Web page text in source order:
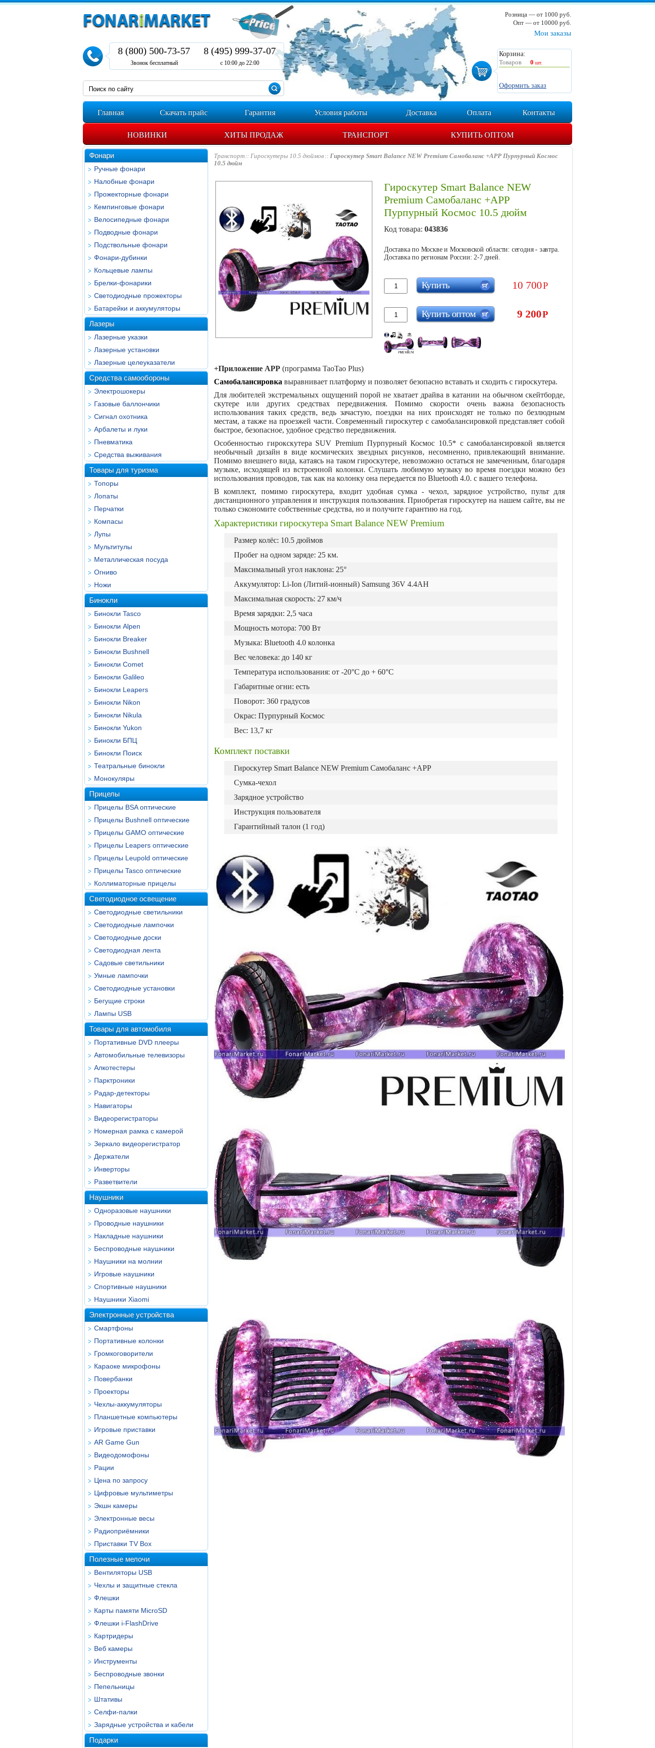
Мои заказы
Корзина:
Товаров
0 шт.
Оформить заказ
8 (800) 500-73-57
Звонок бесплатный
8 (495) 999-37-07
с 10:00 до 22:00
Розница — от 1000 руб.
Опт — от 10000 руб.
Главная Скачать прайс Гарантия Условия работы Доставка Оплата Контакты
НОВИНКИ ХИТЫ ПРОДАЖ ТРАНСПОРТ КУПИТЬ ОПТОМ
Фонари
Ручные фонари
Налобные фонари
Прожекторные фонари
Кемпинговые фонари
Велосипедные фонари
Подводные фонари
Подствольные фонари
Фонари-дубинки
Кольцевые лампы
Брелки-фонарики
Светодиодные прожекторы
Батарейки и аккумуляторы
Лазеры
Лазерные указки
Лазерные установки
Лазерные целеуказатели
Средства самообороны
Электрошокеры
Газовые баллончики
Сигнал охотника
Арбалеты и луки
Пневматика
Средства выживания
Товары для туризма
Топоры
Лопаты
Перчатки
Компасы
Лупы
Мультитулы
Металлическая посуда
Огниво
Ножи
Бинокли
Бинокли Tasco
Бинокли Alpen
Бинокли Breaker
Бинокли Bushnell
Бинокли Comet
Бинокли Galileo
Бинокли Leapers
Бинокли Nikon
Бинокли Nikula
Бинокли Yukon
Бинокли БПЦ
Бинокли Поиск
Театральные бинокли
Монокуляры
Прицелы
Прицелы BSA оптические
Прицелы Bushnell оптические
Прицелы GAMO оптические
Прицелы Leapers оптические
Прицелы Leupold оптические
Прицелы Tasco оптические
Коллиматорные прицелы
Светодиодное освещение
Светодиодные светильники
Светодиодные лампочки
Светодиодные доски
Светодиодная лента
Садовые светильники
Умные лампочки
Светодиодные установки
Бегущие строки
Лампы USB
Товары для автомобиля
Портативные DVD плееры
Автомобильные телевизоры
Алкотестеры
Парктроники
Радар-детекторы
Навигаторы
Видеорегистраторы
Номерная рамка с камерой
Зеркало видеорегистратор
Держатели
Инверторы
Разветвители
Наушники
Одноразовые наушники
Проводные наушники
Накладные наушники
Беспроводные наушники
Наушники на молнии
Игровые наушники
Спортивные наушники
Наушники Xiaomi
Электронные устройства
Смартфоны
Портативные колонки
Громкоговорители
Караоке микрофоны
Повербанки
Проекторы
Чехлы-аккумуляторы
Планшетные компьютеры
Игровые приставки
AR Game Gun
Видеодомофоны
Рации
Цена по запросу
Цифровые мультиметры
Экшн камеры
Электронные весы
Радиоприёмники
Приставки TV Box
Полезные мелочи
Вентиляторы USB
Чехлы и защитные стекла
Флешки
Карты памяти MicroSD
Флешки i-FlashDrive
Картридеры
Веб камеры
Инструменты
Беспроводные звонки
Пепельницы
Штативы
Селфи-палки
Зарядные устройства и кабели
Подарки
Транспорт Гироскутеры 10.5 дюймов
Гироскутер Smart Balance NEW Premium Самобаланс +APP Пурпурный Космос
10.5 дюйм
Гироскутер Smart Balance NEW
Premium Самобаланс +APP
Пурпурный Космос 10.5 дюйм
Код товара: 043836
Доставка по Москве и Московской области: сегодня - завтра.
Доставка по регионам России: 2-7 дней.
10 700Р
Купить
9 200Р
Купить оптом
+Приложение АРР (программа TaoTao Plus)
Самобалансировка выравнивает платформу и позволяет безопасно вставать и сходить с гироскутера.
Для любителей экстремальных ощущений порой не хватает драйва в катании на обычном скейтборде,
скутере или других средствах передвижения. Помимо скорости очень важна безопасность
использования таких средств, ведь зачастую, поездки на них происходят не только по безлюдным
местам, а также на проезжей части. Современный гироскутер с самобалансировкой представляет собой
быстрое, безопасное, удобное средство передвижения.
Особенностью гирокскутера SUV Premium Пурпурный Космос 10.5* с самобалансировкой является
необычный дизайн в виде космических звездных рисунков, несомненно, привлекающий внимание.
Помимо внешнего вида, катаясь на таком гироскутере, невозможно остаться не замеченным, благодаря
музыке, исходящей из встроенной колонки. Слушать любимую музыку во время поездки можно без
использования проводов, так как на колонку она передается по Bluetooth 4.0. с вашего телефона.
В комплект, помимо гироскутера, входит удобная сумка - чехол, зарядное устройство, пульт для
дистанционного управления и инструкция пользования. Приобретая гироскутер на нашем сайте, вы не
только сэкономите собственные средства, но и получите гарантию на год.
Характеристики гироскутера Smart Balance NEW Premium
Размер колёс: 10.5 дюймов
Пробег на одном заряде: 25 км.
Максимальный угол наклона: 25°
Аккумулятор: Li-Ion (Литий-ионный) Samsung 36V 4.4AH
Максимальная скорость: 27 км/ч
Время зарядки: 2,5 часа
Мощность мотора: 700 Вт
Музыка: Bluetooth 4.0 колонка
Вес человека: до 140 кг
Температура использования: от -20°C до + 60°C
Габаритные огни: есть
Поворот: 360 градусов
Окрас: Пурпурный Космос
Вес: 13,7 кг
Комплект поставки
Гироскутер Smart Balance NEW Premium Самобаланс +APP
Сумка-чехол
Зарядное устройство
Инструкция пользователя
Гарантийный талон (1 год)